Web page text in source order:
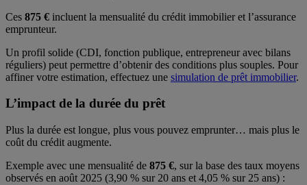
Ces 875 € incluent la mensualité du crédit immobilier et l’assurance
emprunteur.
Un profil solide (CDI, fonction publique, entrepreneur avec bilans
réguliers) peut permettre d’obtenir des conditions plus souples. Pour
affiner votre estimation, effectuez une simulation de prêt immobilier.
L’impact de la durée du prêt
Plus la durée est longue, plus vous pouvez emprunter… mais plus le
coût du crédit augmente.
Exemple avec une mensualité de 875 €, sur la base des taux moyens
observés en août 2025 (3,90 % sur 20 ans et 4,05 % sur 25 ans) :